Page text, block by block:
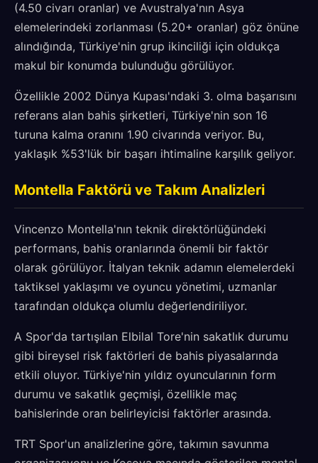
(4.50 civarı oranlar) ve Avustralya'nın Asya
elemelerindeki zorlanması (5.20+ oranlar) göz önüne
alındığında, Türkiye'nin grup ikinciliği için oldukça
makul bir konumda bulunduğu görülüyor.
Özellikle 2002 Dünya Kupası'ndaki 3. olma başarısını
referans alan bahis şirketleri, Türkiye'nin son 16
turuna kalma oranını 1.90 civarında veriyor. Bu,
yaklaşık %53'lük bir başarı ihtimaline karşılık geliyor.
Montella Faktörü ve Takım Analizleri
Vincenzo Montella'nın teknik direktörlüğündeki
performans, bahis oranlarında önemli bir faktör
olarak görülüyor. İtalyan teknik adamın elemelerdeki
taktiksel yaklaşımı ve oyuncu yönetimi, uzmanlar
tarafından oldukça olumlu değerlendiriliyor.
A Spor'da tartışılan Elbilal Tore'nin sakatlık durumu
gibi bireysel risk faktörleri de bahis piyasalarında
etkili oluyor. Türkiye'nin yıldız oyuncularının form
durumu ve sakatlık geçmişi, özellikle maç
bahislerinde oran belirleyicisi faktörler arasında.
TRT Spor'un analizlerine göre, takımın savunma